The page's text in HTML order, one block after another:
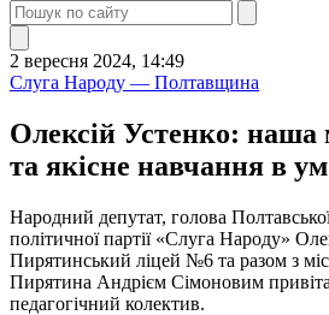
2 вересня 2024, 14:49
Слуга Народу — Полтавщина
Олексій Устенко: наша
та якісне навчання в
Народний депутат, голова Полтавської
політичної партії «Слуга Народу»
Пирятинський ліцей №6 та разом з
Пирятина Андрієм Сімоновим
педагогічний колектив.